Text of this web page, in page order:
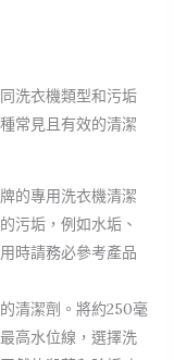
洗衣機類型和污垢
常見且有效的清潔
的專用洗衣機清潔
污垢，例如水垢、
時請務必參考產品
清潔劑。將約250毫
高水位線，選擇洗